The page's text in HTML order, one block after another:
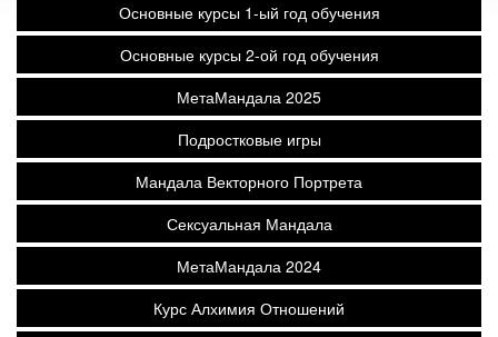
Основные курсы 1-ый год обучения
Основные курсы 2-ой год обучения
МетаМандала 2025
Подростковые игры
Мандала Векторного Портрета
Сексуальная Мандала
МетаМандала 2024
Курс Алхимия Отношений